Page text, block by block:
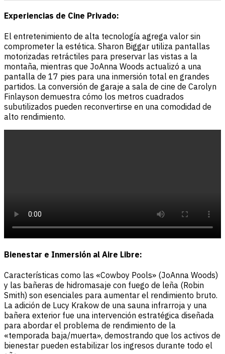
Experiencias de Cine Privado:
El entretenimiento de alta tecnología agrega valor sin
comprometer la estética. Sharon Biggar utiliza pantallas
motorizadas retráctiles para preservar las vistas a la
montaña, mientras que JoAnna Woods actualizó a una
pantalla de 17 pies para una inmersión total en grandes
partidos. La conversión de garaje a sala de cine de Carolyn
Finlayson demuestra cómo los metros cuadrados
subutilizados pueden reconvertirse en una comodidad de
alto rendimiento.
Bienestar e Inmersión al Aire Libre:
Características como las «Cowboy Pools» (JoAnna Woods)
y las bañeras de hidromasaje con fuego de leña (Robin
Smith) son esenciales para aumentar el rendimiento bruto.
La adición de Lucy Krakow de una sauna infrarroja y una
bañera exterior fue una intervención estratégica diseñada
para abordar el problema de rendimiento de la
«temporada baja/muerta», demostrando que los activos de
bienestar pueden estabilizar los ingresos durante todo el